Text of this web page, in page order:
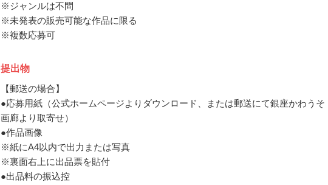
※ジャンルは不問
※未発表の販売可能な作品に限る
※複数応募可
提出物
【郵送の場合】
●応募用紙（公式ホームページよりダウンロード、または郵送にて銀座かわうそ
画廊より取寄せ）
●作品画像
※紙にA4以内で出力または写真
※裏面右上に出品票を貼付
●出品料の振込控